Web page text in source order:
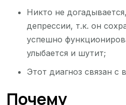
Никто не
депрессии, т.к. он
успешно
улыбается и шутит;
Этот диагноз связан с
Почему